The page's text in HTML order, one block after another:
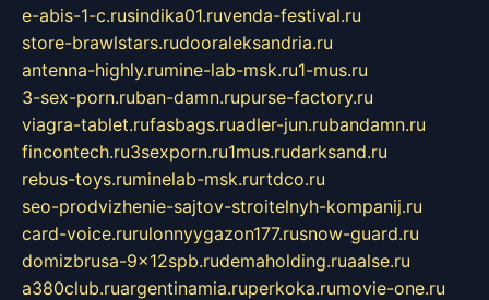
e-abis-1-c.rusindika01.ruvenda-festival.ru
store-brawlstars.rudooraleksandria.ru
antenna-highly.rumine-lab-msk.ru1-mus.ru
3-sex-porn.ruban-damn.rupurse-factory.ru
viagra-tablet.rufasbags.ruadler-jun.rubandamn.ru
fincontech.ru3sexporn.ru1mus.rudarksand.ru
rebus-toys.ruminelab-msk.rurtdco.ru
seo-prodvizhenie-sajtov-stroitelnyh-kompanij.ru
card-voice.rurulonnyygazon177.rusnow-guard.ru
domizbrusa-9x12spb.rudemaholding.ruaalse.ru
a380club.ruargentinamia.ruperkoka.rumovie-one.ru